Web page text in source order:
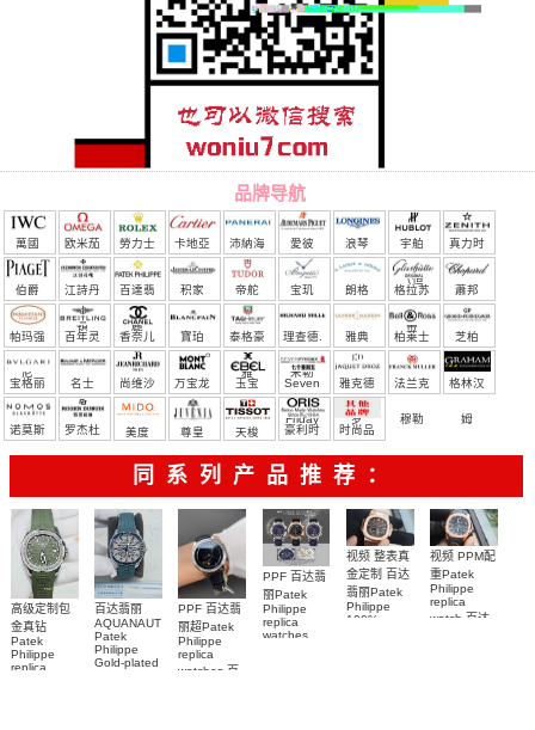
品牌导航
萬國 欧米茄 勞力士 卡地亞 沛納海 愛彼 浪琴 宇舶
（恒
宝）
真力时
伯爵 江詩丹
頓
百達翡
麗
积家 帝舵 宝玑 朗格 格拉苏
蒂
蕭邦
帕玛强
尼
百年灵 香奈儿 寶珀 泰格豪
雅
理查德.
米勒
雅典 柏莱士 芝柏
宝格丽 名士 尚维沙 万宝龙 玉宝 Seven
Friday
雅克德
罗
法兰克
穆勒
格林汉
姆
诺莫斯
罗杰杜 美度 尊皇 天梭 豪利时 时尚品
牌/原单
同系列产品推荐：
高级定制包
金真钻
Patek
Philippe
replica
百达翡丽
AQUANAUT
Patek
Philippe
Gold-plated
PPF 百达翡
丽超Patek
Philippe
replica
watches 百
PPF 百达翡
丽Patek
Philippe
replica
watches
视频 整表真
金定制 百达
翡丽Patek
Philippe
100%
视频 PPM配
重Patek
Philippe
replica
watch 百达